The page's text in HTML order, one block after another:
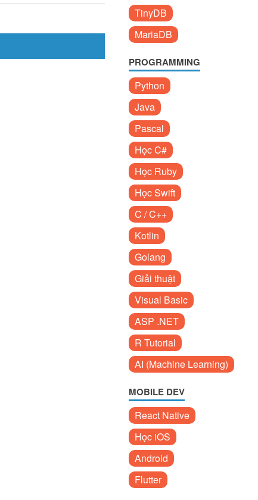
TinyDB
MariaDB
PROGRAMMING
Python
Java
Pascal
Học C#
Học Ruby
Học Swift
C / C++
Kotlin
Golang
Giải thuật
Visual Basic
ASP .NET
R Tutorial
AI (Machine Learning)
MOBILE DEV
React Native
Học iOS
Android
Flutter